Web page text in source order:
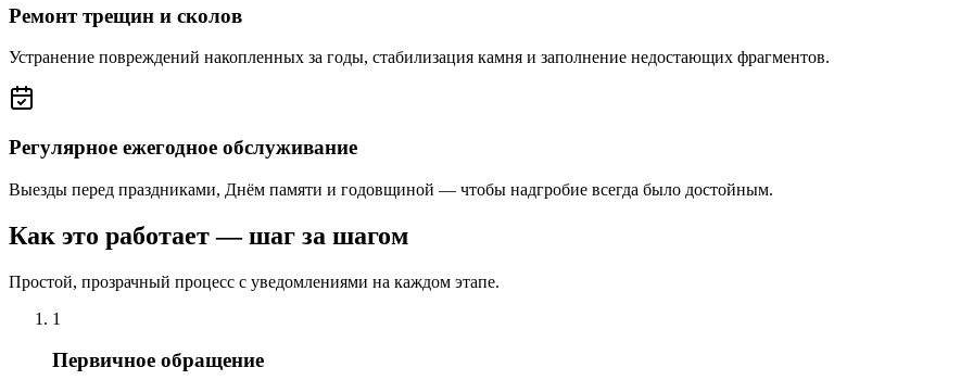
Ремонт трещин и сколов
Устранение повреждений накопленных за годы, стабилизация камня и заполнение недостающих фрагментов.
Регулярное ежегодное обслуживание
Выезды перед праздниками, Днём памяти и годовщиной — чтобы надгробие всегда было достойным.
Как это работает — шаг за шагом
Простой, прозрачный процесс с уведомлениями на каждом этапе.
1
Первичное обращение